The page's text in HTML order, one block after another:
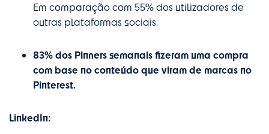
Em comparação com 55% dos utilizadores de
outras plataformas sociais.
83% dos Pinners semanais fizeram uma compra
com base no conteúdo que viram de marcas no
Pinterest.
LinkedIn: